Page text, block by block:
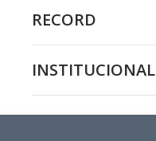
RECORD
INSTITUCIONAL